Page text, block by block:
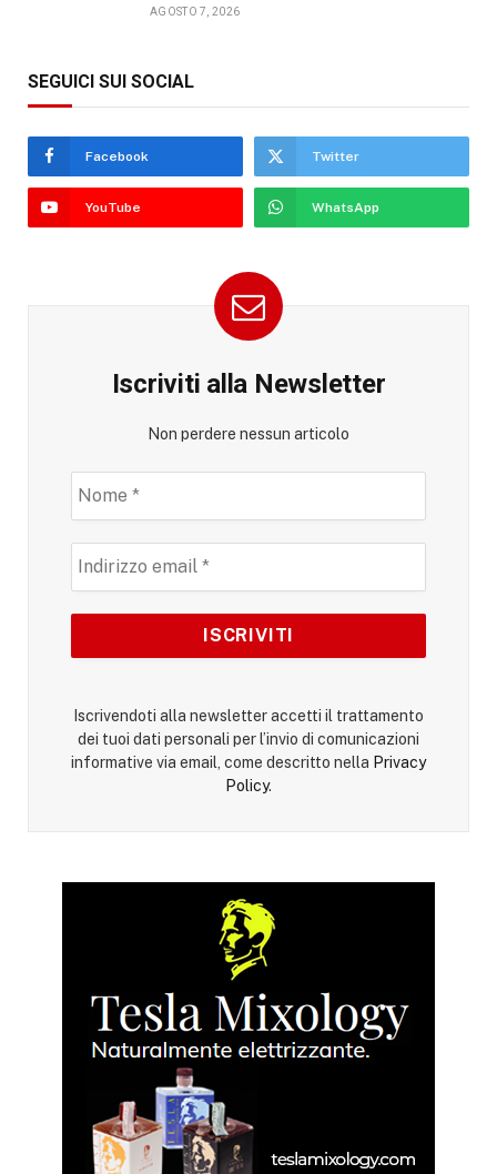
AGOSTO 7, 2026
SEGUICI SUI SOCIAL
Facebook Twitter
YouTube WhatsApp
Iscriviti alla Newsletter
Non perdere nessun articolo
Iscrivendoti alla newsletter accetti il trattamento
dei tuoi dati personali per l’invio di comunicazioni
informative via email, come descritto nella Privacy
Policy.